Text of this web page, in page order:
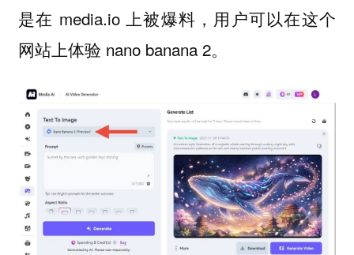
是在 media.io 上被爆料，用户可以在这个
网站上体验 nano banana 2。